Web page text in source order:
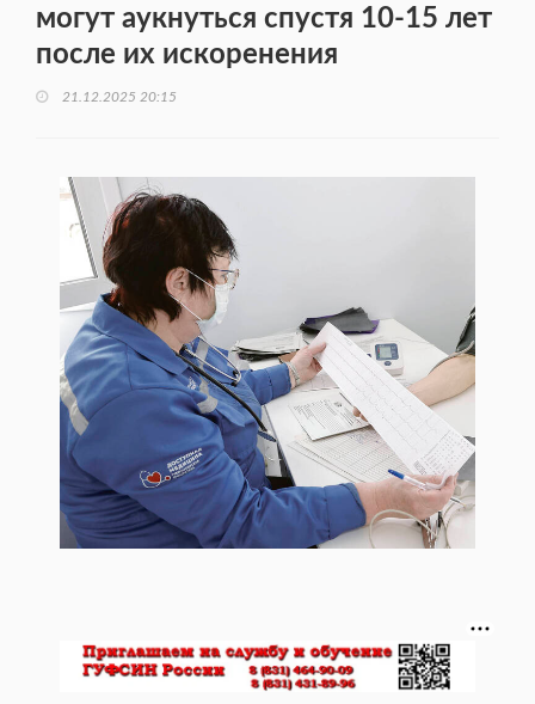
могут аукнуться спустя 10-15 лет
после их искоренения
21.12.2025 20:15